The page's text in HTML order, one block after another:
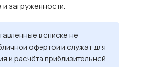
и загруженности.
в списке не
офертой и служат для
и расчёта приблизительной